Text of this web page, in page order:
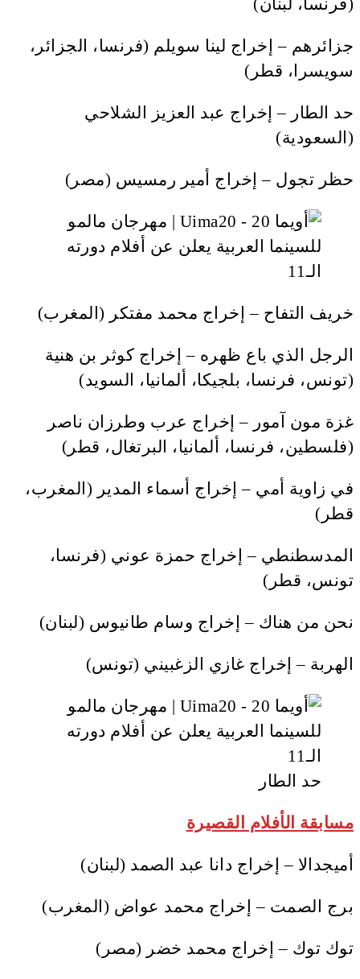
(فرنسا، لبنان)
جزائرهم – إخراج لينا سويلم (فرنسا، الجزائر،
سويسرا، قطر)
حد الطار – إخراج عبد العزيز الشلاحي
(السعودية)
حظر تجول – إخراج أمير رمسيس (مصر)
خريف التفاح – إخراج محمد مفتكر (المغرب)
الرجل الذي باع ظهره – إخراج كوثر بن هنية
(تونس، فرنسا، بلجيكا، ألمانيا، السويد)
غزة مون آمور – إخراج عرب وطرزان ناصر
(فلسطين، فرنسا، ألمانيا، البرتغال، قطر)
في زاوية أمي – إخراج أسماء المدير (المغرب،
قطر)
المدسطنطي – إخراج حمزة عوني (فرنسا،
تونس، قطر)
نحن من هناك – إخراج وسام طانيوس (لبنان)
الهربة – إخراج غازي الزغبيني (تونس)
حد الطار
مسابقة الأفلام القصيرة
أميجدالا – إخراج دانا عبد الصمد (لبنان)
برج الصمت – إخراج محمد عواض (المغرب)
توك توك – إخراج محمد خضر (مصر)